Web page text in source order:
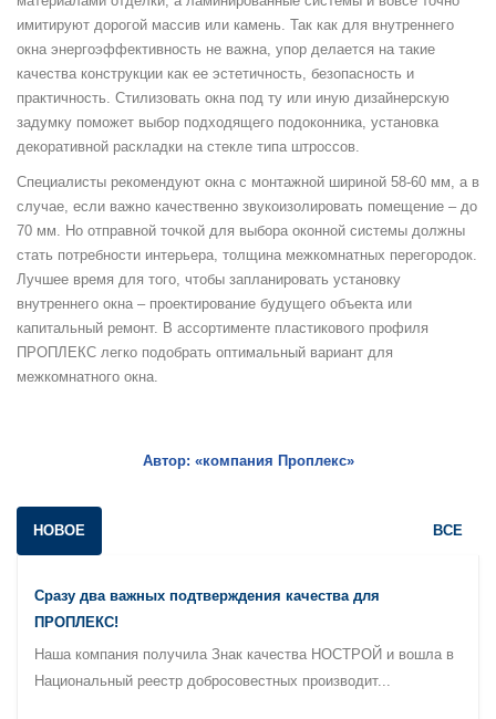
имитируют дорогой массив или камень. Так как для внутреннего
окна энергоэффективность не важна, упор делается на такие
качества конструкции как ее эстетичность, безопасность и
практичность. Стилизовать окна под ту или иную дизайнерскую
задумку поможет выбор подходящего подоконника, установка
декоративной раскладки на стекле типа штроссов.
Специалисты рекомендуют окна с монтажной шириной 58-60 мм, а в
случае, если важно качественно звукоизолировать помещение – до
70 мм. Но отправной точкой для выбора оконной системы должны
стать потребности интерьера, толщина межкомнатных перегородок.
Лучшее время для того, чтобы запланировать установку
внутреннего окна – проектирование будущего объекта или
капитальный ремонт. В ассортименте пластикового профиля
ПРОПЛЕКС легко подобрать оптимальный вариант для
межкомнатного окна.
Автор: «компания Проплекс»
НОВОЕ ВСЕ
Сразу два важных подтверждения качества для
ПРОПЛЕКС!
Наша компания получила Знак качества НОСТРОЙ и вошла в
Национальный реестр добросовестных производит...